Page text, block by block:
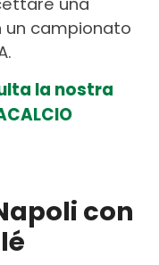
un campionato
la nostra
con